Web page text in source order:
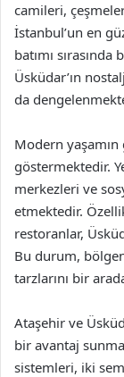
camileri,
İstanbul’un en
batımı
Üsküdar’ın
da
Modern
göstermektedir.
merkezleri ve
etmektedir.
restoranlar,
Bu durum,
tarzlarını bir
Ataşehir ve
bir avantaj
sistemleri, iki